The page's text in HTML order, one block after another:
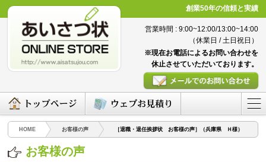
創業50年の信頼と実績
営業時間 : 9:00~12:00/13:00~14:00
（休業日 / 土日祝日）
※現在お電話によるお問い合わせを
休止させていただいております。
HOME お客様の声 ［退職・退任挨拶状 お客様の声］（兵庫県 Ｈ様）
お客様の声